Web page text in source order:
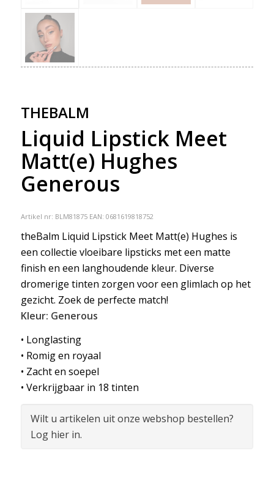
THEBALM
Liquid Lipstick Meet
Matt(e) Hughes
Generous
Artikel nr: BLM81875 EAN: 0681619818752
theBalm Liquid Lipstick Meet Matt(e) Hughes is
een collectie vloeibare lipsticks met een matte
finish en een langhoudende kleur. Diverse
dromerige tinten zorgen voor een glimlach op het
gezicht. Zoek de perfecte match!
Kleur: Generous
• Longlasting
• Romig en royaal
• Zacht en soepel
• Verkrijgbaar in 18 tinten
Wilt u artikelen uit onze webshop bestellen?
Log hier in.